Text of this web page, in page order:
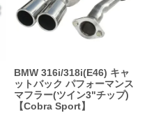
BMW 316i/318i(E46) キャ
ットバック パフォーマンス
マフラー(ツイン3"チップ)
【Cobra Sport】